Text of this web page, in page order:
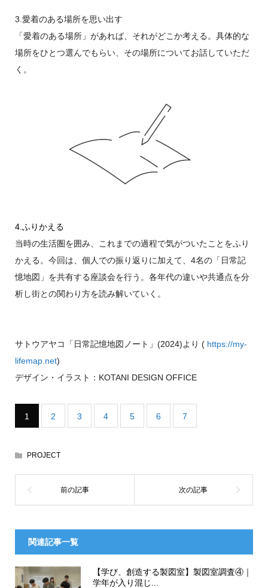
3.愛着のある場所を思い出す
「愛着のある場所」があれば、それがどこか考える。具体的な
場所をひとつ選んでもらい、その場所についてお話していただ
く。
4.ふりかえる
当時の生活圏を囲み、これまでの過程で気がついたことをふり
かえる。今回は、個人での振り返りに加えて、4名の「日常記
憶地図」を共有する座談会を行う。各年代の違いや共通点を分
析し街との関わり方を読み解いていく。
サトウアヤコ「日常記憶地図ノート」(2024)より ( https://my-
lifemap.net)
デザイン・イラスト：KOTANI DESIGN OFFICE
1 2 3 4 5 6 7
PROJECT
関連記事一覧
【学び、創造する製図室】製図室調査④｜
学年が入り混じ...